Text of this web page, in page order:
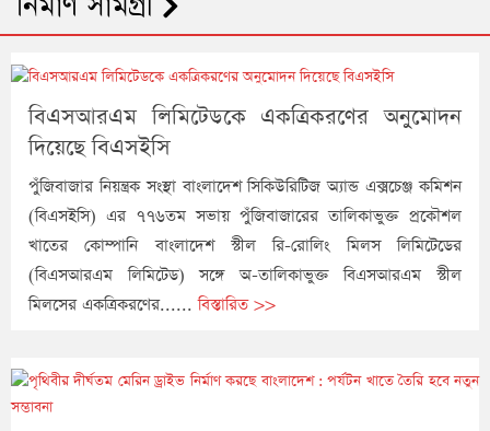
বিএসআরএম লিমিটেডকে একত্রিকরণের অনুমোদন
দিয়েছে বিএসইসি
পুঁজিবাজার নিয়ন্ত্রক সংস্থা বাংলাদেশ সিকিউরিটিজ অ্যান্ড এক্সচেঞ্জ কমিশন
(বিএসইসি) এর ৭৭৬তম সভায় পুঁজিবাজারের তালিকাভুক্ত প্রকৌশল
খাতের কোম্পানি বাংলাদেশ স্টীল রি-রোলিং মিলস লিমিটেডের
(বিএসআরএম লিমিটেড) সঙ্গে অ-তালিকাভুক্ত বিএসআরএম স্টীল
মিলসের একত্রিকরণের......বিস্তারিত >>